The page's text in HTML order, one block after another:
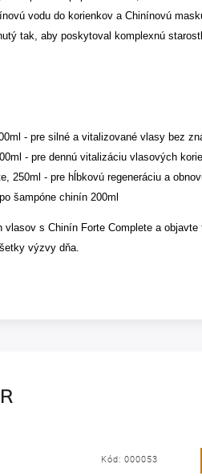
vodu do korienkov a Chinínovú
tak, aby poskytoval komplexnú
- pre silné a vitalizované vlasy bez
- pre dennú vitalizáciu vlasových
250ml - pre hĺbkovú regeneráciu a
šampóne chinín 200ml
vlasov s Chinín Forte Complete a
výzvy dňa.
Kód: 000053